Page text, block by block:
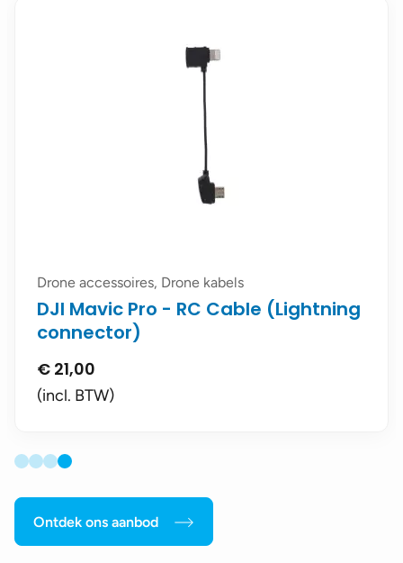
Drone accessoires, Drone kabels
DJI Mavic Pro - RC Cable (Lightning
connector)
€ 21,00
(incl. BTW)
Ontdek ons aanbod